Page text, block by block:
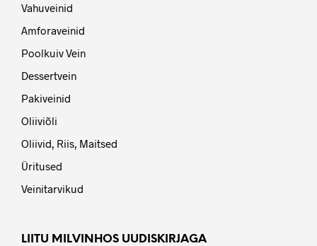
Vahuveinid
Amforaveinid
Poolkuiv Vein
Dessertvein
Pakiveinid
Oliiviõli
Oliivid, Riis, Maitsed
Üritused
Veinitarvikud
LIITU MILVINHOS UUDISKIRJAGA